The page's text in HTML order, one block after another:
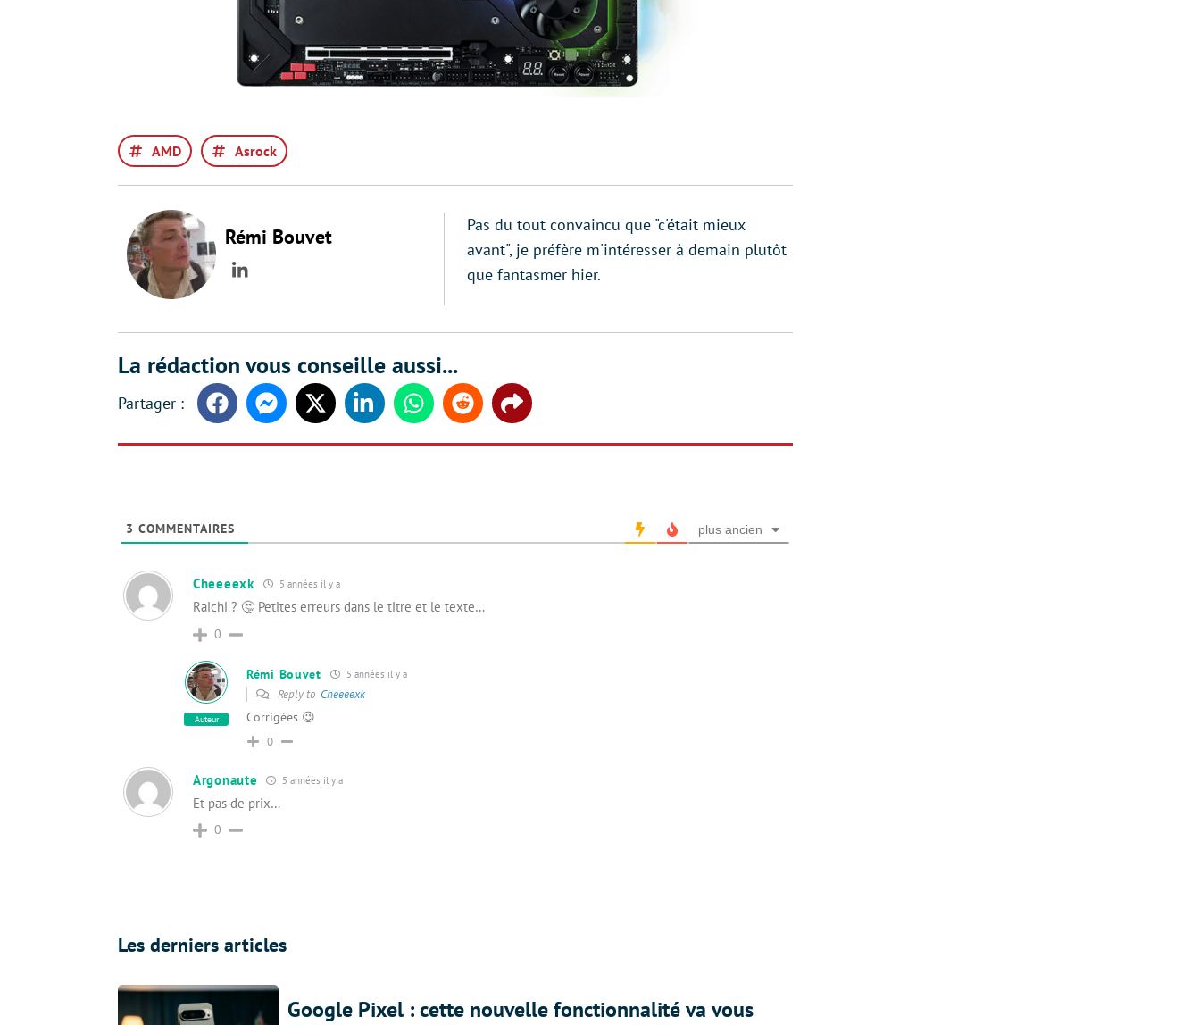
AMD Asrock
Rémi Bouvet
LinkedIn
Pas du tout convaincu que "c'était mieux
avant", je préfère m'intéresser à demain plutôt
que fantasmer hier.
La rédaction vous conseille aussi...
FacebookMessengerTwitter LinkedinWhatsappReddit Share
3 COMMENTAIRES plus ancien
Cheeeexk 5 années il y a
Raichi ? 🤔 Petites erreurs dans le titre et le texte…
0
Auteur
Rémi Bouvet 5 années il y a
Reply to Cheeeexk
Corrigées 😉
0
Argonaute 5 années il y a
Et pas de prix…
0
Les derniers articles
Google Pixel : cette nouvelle fonctionnalité va vous